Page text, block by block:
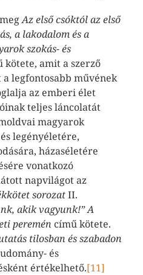
Az első csóktól az első
a lakodalom és a
szokás- és
kötete, amit a szerző
legfontosabb művének
az emberi élet
teljes láncolatát
magyarok
legényéletére,
házaséletére
vonatkozó
napvilágot az
sorozatII.
akik vagyunk!” A
peremén című kötete.
tilosban és szabadon
és
értékelhető.[11]